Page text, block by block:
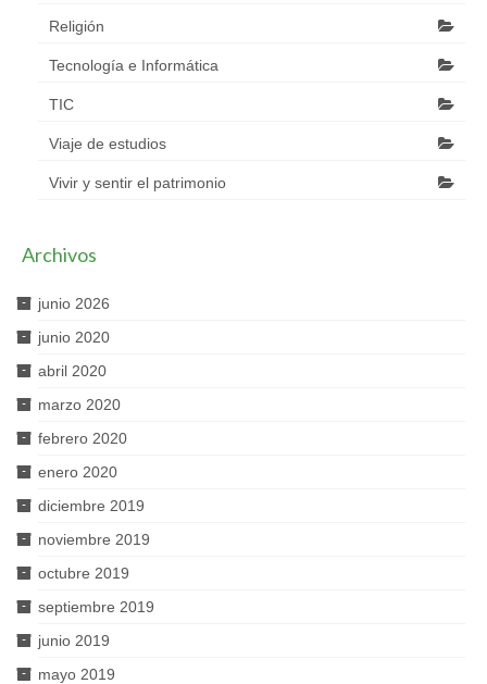
Religión
Tecnología e Informática
TIC
Viaje de estudios
Vivir y sentir el patrimonio
Archivos
junio 2026
junio 2020
abril 2020
marzo 2020
febrero 2020
enero 2020
diciembre 2019
noviembre 2019
octubre 2019
septiembre 2019
junio 2019
mayo 2019